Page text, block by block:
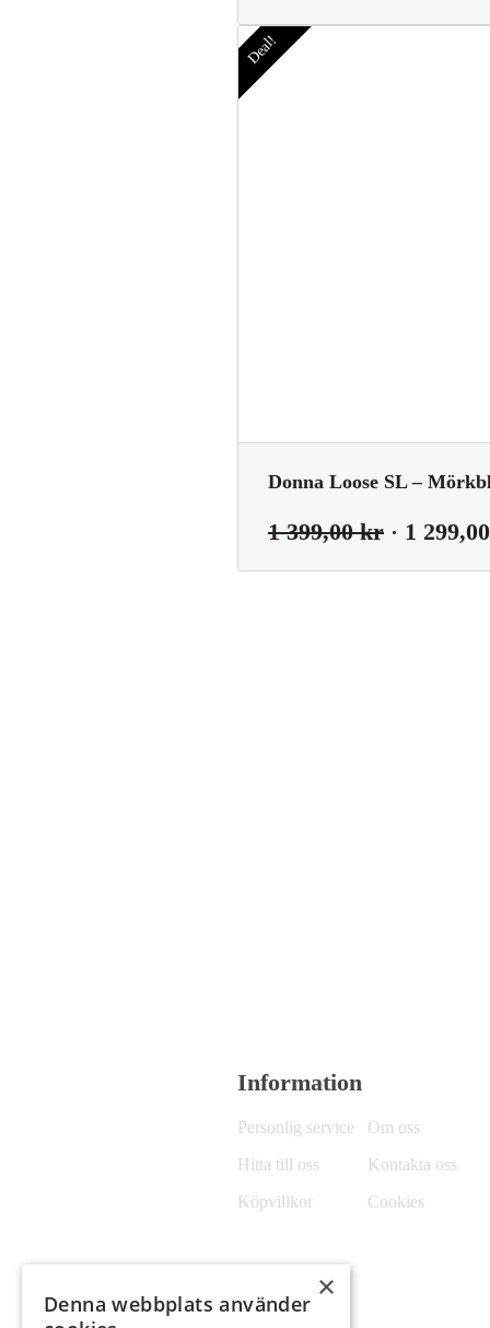
Donna Loose SL –
1 399,00kr Det1 299,00
Deal!
Information
Personlig service
Om oss
Hitta till oss
Kontakta oss
Köpvillkor
Cookies
×
Denna webbplats använder